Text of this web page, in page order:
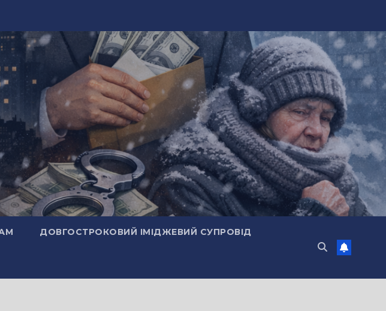
ДОВГОСТРОКОВИЙ ІМІДЖЕВИЙ СУПРОВІД